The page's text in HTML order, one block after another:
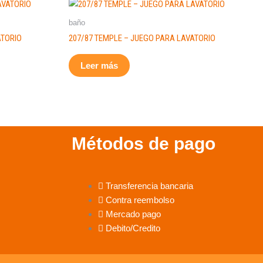
baño
207/87 TEMPLE – JUEGO PARA LAVATORIO
Leer más
Métodos de pago
Transferencia bancaria
Contra reembolso
Mercado pago
Debito/Credito